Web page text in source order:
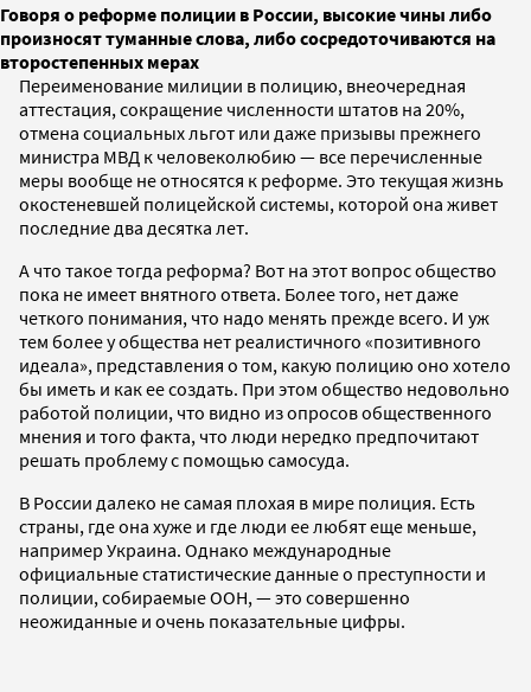
Говоря о реформе полиции в России, высокие чины либо
произносят туманные слова, либо сосредоточиваются на
второстепенных мерах
Переименование милиции в полицию, внеочередная
аттестация, сокращение численности штатов на 20%,
отмена социальных льгот или даже призывы прежнего
министра МВД к человеколюбию — все перечисленные
меры вообще не относятся к реформе. Это текущая жизнь
окостеневшей полицейской системы, которой она живет
последние два десятка лет.
А что такое тогда реформа? Вот на этот вопрос общество
пока не имеет внятного ответа. Более того, нет даже
четкого понимания, что надо менять прежде всего. И уж
тем более у общества нет реалистичного «позитивного
идеала», представления о том, какую полицию оно хотело
бы иметь и как ее создать. При этом общество недовольно
работой полиции, что видно из опросов общественного
мнения и того факта, что люди нередко предпочитают
решать проблему с помощью самосуда.
В России далеко не самая плохая в мире полиция. Есть
страны, где она хуже и где люди ее любят еще меньше,
например Украина. Однако международные
официальные статистические данные о преступности и
полиции, собираемые ООН, — это совершенно
неожиданные и очень показательные цифры.